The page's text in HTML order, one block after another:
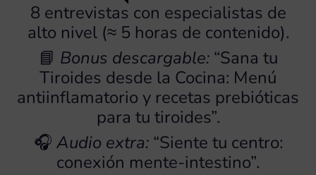
8 entrevistas con especialistas de
alto nivel (≈ 5 horas de contenido).
📘 Bonus descargable:“Sana tu
Tiroides desde la Cocina: Menú
antiinflamatorio y recetas prebióticas
para tu tiroides”.
🎧 Audio extra:“Siente tu centro:
conexión mente-intestino”.